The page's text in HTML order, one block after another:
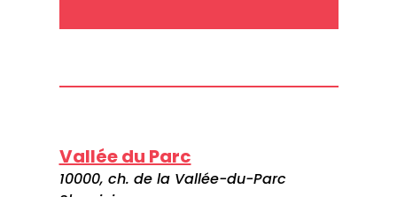
Vallée du Parc
10000, ch. de la Vallée-du-Parc
Shawinigan